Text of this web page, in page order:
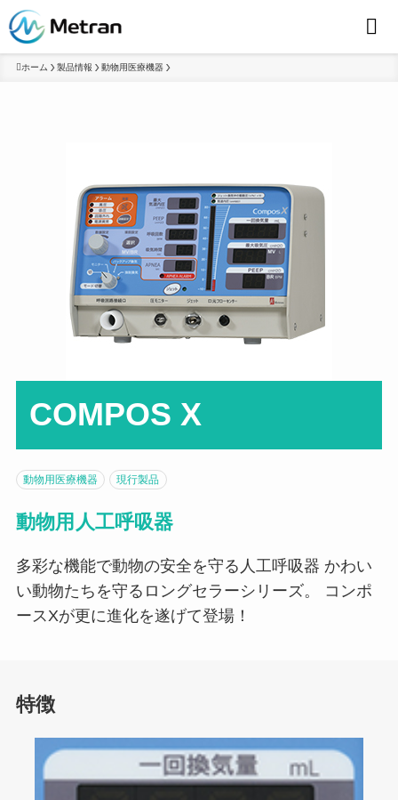
ホーム 製品情報 動物用医療機器
COMPOS X
動物用医療機器 現行製品
動物用人工呼吸器
多彩な機能で動物の安全を守る人工呼吸器 かわい
い動物たちを守るロングセラーシリーズ。 コンポ
ースXが更に進化を遂げて登場！
特徴